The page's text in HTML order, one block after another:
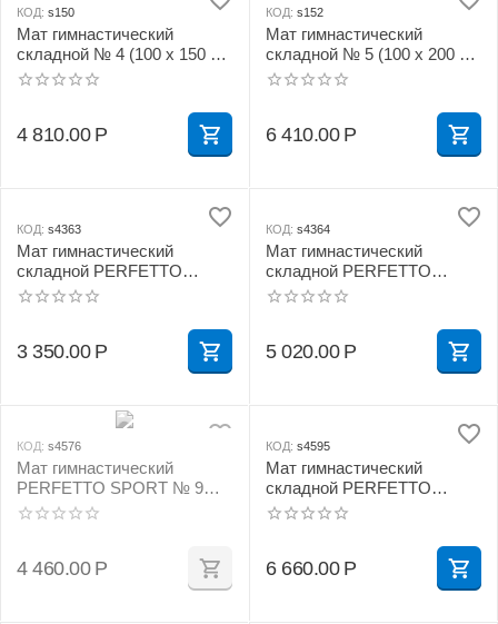
КОД: s150
Мат гимнастический
складной № 4 (100 х 150 х
10) см сине/жёлтый
4 810.00 Р
КОД: s152
Мат гимнастический
складной № 5 (100 х 200 х
10) см жёлтый
6 410.00 Р
КОД: s4363
Мат гимнастический
складной PERFETTO
SPORT № 3 (100 х 100 х 10)
3 350.00 Р
КОД: s4364
Мат гимнастический
складной PERFETTO
SPORT № 4 (100 х 150 х 10)
5 020.00 Р
КОД: s4576
Мат гимнастический
PERFETTO SPORT № 9
(100 х 150 х 10) см красно/
4 460.00 Р
КОД: s4595
Мат гимнастический
складной PERFETTO
SPORT № 5 (100 х 200 х 10)
6 660.00 Р